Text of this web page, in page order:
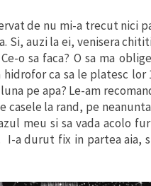
de nu mi-a trecut nici
Si, auzi la ei, venisera
o sa faca? O sa ma
ca sa le platesc lor
pe apa? Le-am
casele la rand, pe
meu si sa vada acolo
I-a durut fix in partea aia,